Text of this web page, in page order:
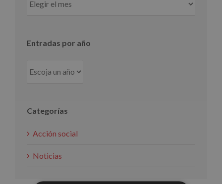
por
Entradas por año
Categorías
Acción social
Noticias